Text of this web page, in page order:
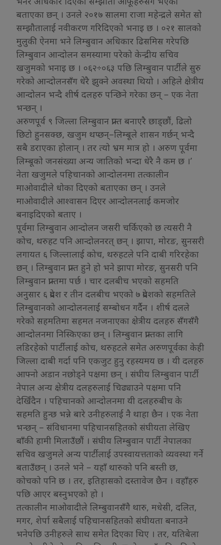
बताएका छन् । उनले २०१७ सालमा राजा महेन्द्रले समेत सो
सम्झौतालाई नवीकरण गरिदिएको भनाइ छ । ०२१ सालको
मुलुकी ऐनमा भने लिम्बुवान अधिकार ढिसमिस गरेपछि
लिम्बुवान आन्दोलन समस्यामा परेको केन्द्रीय सचिव
खजुमको भनाइ छ । ०६२÷०६३ पछि लिम्बुवान पार्टीले सुरु
गरेको आन्दोलनसँग धेरै झुक्ने अवस्था थियो । अहिले क्षेत्रीय
आन्दोलन भन्दै शीर्ष दलहरु पन्छिने गरेका छन् – एक नेता
भन्छन् ।
अरुणपूर्व ९ जिल्ला लिम्बुवान प्रान्त बनाएरै छाड्छौं, ढिलो
छिटो हुनसक्छ, खजुम थप्छन्–लिम्बूले शासन गर्छन् भन्दै
सबै डराएका होलान् । तर त्यो भ्रम मात्र हो । अरुण पूर्वमा
लिम्बूको जनसंख्या अन्य जातिको भन्दा धेरै नै कम छ ।’
नेता खजुमले पहिचानको आन्दोलनमा तत्कालीन
माओवादीले धोका दिएको बताएका छन् । उनले
माओवादीले आश्वासन दिएर आन्दोलनलाई कमजोर
बनाइदिएको बताए ।
पूर्वमा लिम्बुवान आन्दोलन जसरी चर्किएको छ त्यसरी नै
कोच, थरुहट पनि आन्दोलनरत् छन् । झापा, मोरङ, सुनसरी
लगायत ६ जिल्लालाई कोच, थरुहटले पनि दाबी गरिरहेका
छन् । लिम्बुवान प्रान्त हुने हो भने झापा मोरङ, सुनसरी पनि
लिम्बुवान प्रान्तमा पर्छ । चार दलबीच भएको सहमति
अनुसार ६ प्रदेश र तीन दलबीच भएको ७ प्रदेशको सहमतिले
लिम्बुवानको आन्दोलनलाई सम्बोधन गर्दैन । शीर्ष दलले
गरेको सहमतिमा सहमत नजनाएका क्षेत्रीय दलहरु सँगसँगै
आन्दोलनमा निस्किएका छन् । लिम्बुवान प्रान्तका लागि
लडिरहेको पार्टीलाई कोच, थरुहटले समेत अरुणपूर्वका केही
जिल्ला दाबी गर्दा पनि एकजुट हुनु रहस्यमय छ । यी दलहरु
आफ्नो अडान नछोड्ने पक्षमा छन् । संघीय लिम्बुवान पार्टी
नेपाल अन्य क्षेत्रीय दलहरुलाई चिढ्याउने पक्षमा पनि
देखिँदैन । पहिचानको आन्दोलनमा यी दलहरुबीच के
सहमति हुन्छ भन्ने बारे उनीहरुलाई नै थाहा छैन । एक नेता
भन्छन् – संविधानमा पहिचानसहितको संघीयता लेखिए
बाँकी हामी मिलाउँछौं । संघीय लिम्बुवान पार्टी नेपालका
सचिव खजुमले अन्य पार्टीलाई उपस्वायत्तताको व्यवस्था गर्ने
बताउँछन् । उनले भने – यहाँ थारुको पनि बस्ती छ,
कोचको पनि छ । तर, इतिहासको दस्तावेज छैन । वहाँहरु
पछि आएर बस्नुभएको हो ।
तत्कालीन माओवादीले लिम्बुवानसँगै थारु, मधेसी, दलित,
मगर, शेर्पा सबैलाई पहिचानसहितको संघीयता बनाउने
भनेपछि उनीहरुले साथ समेत दिएका थिए । तर, यतिबेला